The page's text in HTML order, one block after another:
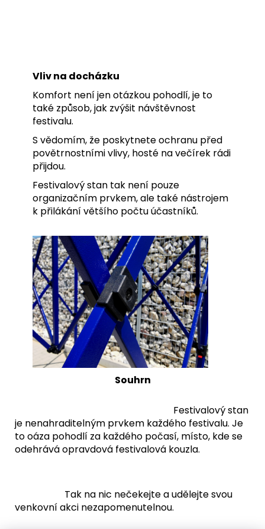
Vliv na docházku
Komfort není jen otázkou pohodlí, je to
také způsob, jak zvýšit návštěvnost
festivalu.
S vědomím, že poskytnete ochranu před
povětrnostními vlivy, hosté na večírek rádi
přijdou.
Festivalový stan tak není pouze
organizačním prvkem, ale také nástrojem
k přilákání většího počtu účastníků.
Souhrn
Festivalový stan
je nenahraditelným prvkem každého festivalu. Je
to oáza pohodlí za každého počasí, místo, kde se
odehrává opravdová festivalová kouzla.
Tak na nic nečekejte a udělejte svou
venkovní akci nezapomenutelnou.